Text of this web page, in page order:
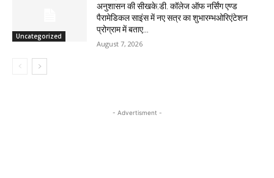
Uncategorized
अनुशासन की सीखके.डी. कॉलेज ऑफ नर्सिंग एण्ड
पैरामेडिकल साइंस में नए सत्र का शुभारम्भओरिएंटेशन
प्रोग्राम में बताए...
August 7, 2026
- Advertisment -